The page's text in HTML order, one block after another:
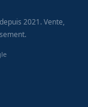
2021. Vente,